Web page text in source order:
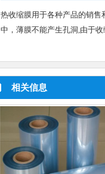
热收缩膜用于各种产品的销售
中，薄膜不能产生孔洞,由于
相关信息